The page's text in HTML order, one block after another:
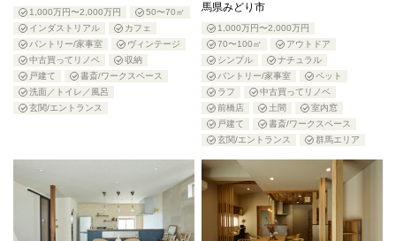
1,000万円〜2,000万円
50〜70㎡
インダストリアル
カフェ
パントリー/家事室
ヴィンテージ
中古買ってリノベ
収納
戸建て
書斎/ワークスペース
洗面／トイレ／風呂
玄関/エントランス
馬県みどり市
1,000万円〜2,000万円
70〜100㎡
アウトドア
シンプル
ナチュラル
パントリー/家事室
ペット
ラフ
中古買ってリノベ
前橋店
土間
室内窓
戸建て
書斎/ワークスペース
玄関/エントランス
群馬エリア